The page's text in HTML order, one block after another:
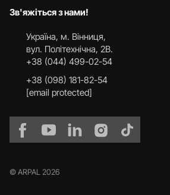
Зв'яжіться з нами!
Українa, м. Вінниця,
вул. Політехнічна, 2В.
+38 (044) 499-02-54
+38 (098) 181-82-54
[email protected]
© ARPAL 2026